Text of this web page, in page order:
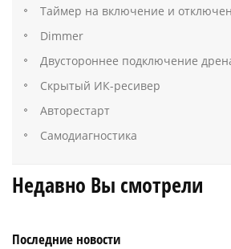
Таймер на включение и
Dimmer
Двустороннее подключение
Скрытый ИК-ресивер
Авторестарт
Самодиагностика
Недавно Вы смотрели
Последние новости